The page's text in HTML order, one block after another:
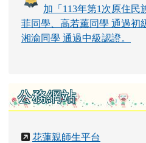
加「113年第1次原住民
菲同學、高若薰同學 通過初
湘渝同學 通過中級認證。
公務網站
花蓮親師生平台